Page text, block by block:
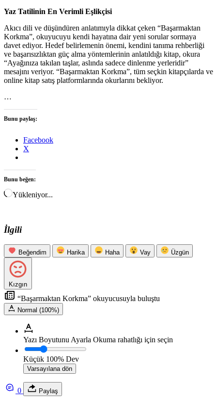
Yaz Tatilinin En Verimli Eşlikçisi
Akıcı dili ve düşündüren anlatımıyla dikkat çeken “Başarmaktan
Korkma”, okuyucuyu kendi hayatına dair yeni sorular sormaya
davet ediyor. Hedef belirlemenin önemi, kendini tanıma rehberliği
ve başarısızlıktan güç alma yöntemlerinin anlatıldığı kitap, okura
“Ayağınıza takılan taşlar, aslında sadece dinlenme yerleridir”
mesajını veriyor. “Başarmaktan Korkma”, tüm seçkin kitapçılarda ve
online kitap satış platformlarında okurlarını bekliyor.
…
Bunu paylaş:
Facebook
X
Bunu beğen:
Yükleniyor...
İlgili
Beğendim Harika Haha Vay Üzgün
Kızgın
“Başarmaktan Korkma” okuyucusuyla buluştu
Normal (100%)
Yazı Boyutunu Ayarla Okuma rahatlığı için seçin
Küçük 100% Dev
Varsayılana dön
0 Paylaş